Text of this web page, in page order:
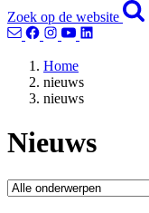
Zoek op de website
Home
nieuws
nieuws
Nieuws